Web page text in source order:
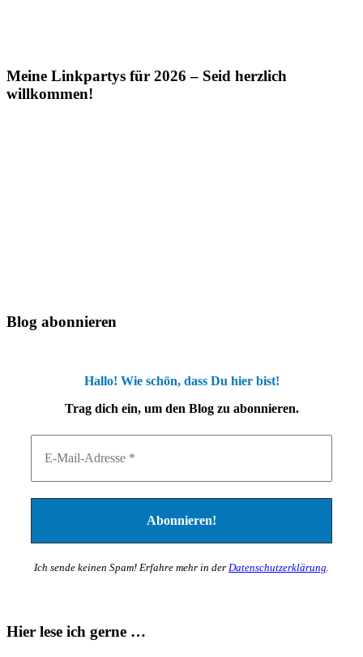
Meine Linkpartys für 2026 – Seid herzlich
willkommen!
Blog abonnieren
Hallo! Wie schön, dass Du hier bist!
Trag dich ein, um den Blog zu abonnieren.
Ich sende keinen Spam! Erfahre mehr in der Datenschutzerklärung
Hier lese ich gerne …